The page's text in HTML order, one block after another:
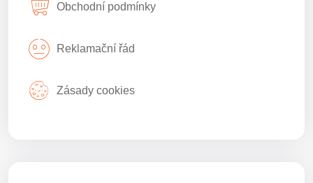
Obchodní podmínky
Reklamační řád
Zásady cookies